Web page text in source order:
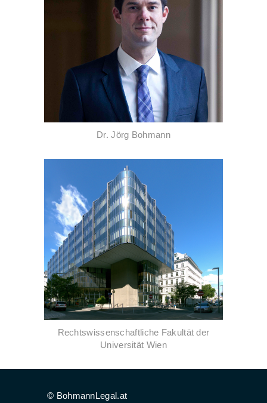
Dr. Jörg Bohmann
Rechtswissenschaftliche Fakultät der
Universität Wien
© BohmannLegal.at